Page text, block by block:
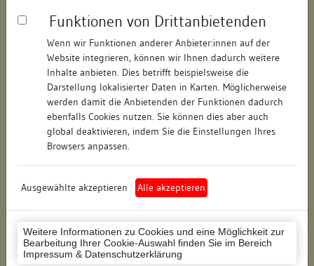
Funktionen von Drittanbietenden
Wenn wir Funktionen anderer Anbieter:innen auf der
Website integrieren, können wir Ihnen dadurch weitere
Inhalte anbieten. Dies betrifft beispielsweise die
Darstellung lokalisierter Daten in Karten. Möglicherweise
werden damit die Anbietenden der Funktionen dadurch
ebenfalls Cookies nutzen. Sie können dies aber auch
global deaktivieren, indem Sie die Einstellungen Ihres
Browsers anpassen.
Ausgewählte akzeptieren Alle akzeptieren
Weitere Informationen zu Cookies und eine Möglichkeit zur
Bearbeitung Ihrer Cookie-Auswahl finden Sie im Bereich
Impressum & Datenschutzerklärung
Postleitzahl: 78426
Stadt-Teilort: Konstanz
Regierungsbezirk: Freiburg
Konstanz (Landkreis)
Wohnplatzschlüssel: 8335043012
Flurstücknummer: keine
Historischer Straßenname: keiner
Lage des Wohnplatzes: